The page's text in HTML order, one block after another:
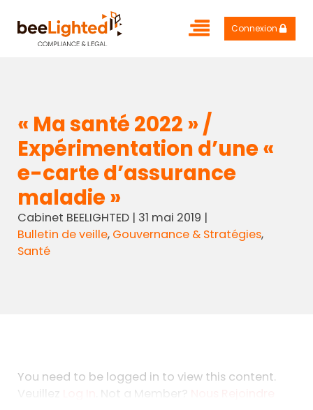
Connexion
« Ma santé 2022 » /
Expérimentation d’une «
e-carte d’assurance
maladie »
Cabinet BEELIGHTED| 31 mai 2019 |
Bulletin de veille, Gouvernance & Stratégies,
Santé
You need to be logged in to view this content.
Veuillez
. Not a Member?